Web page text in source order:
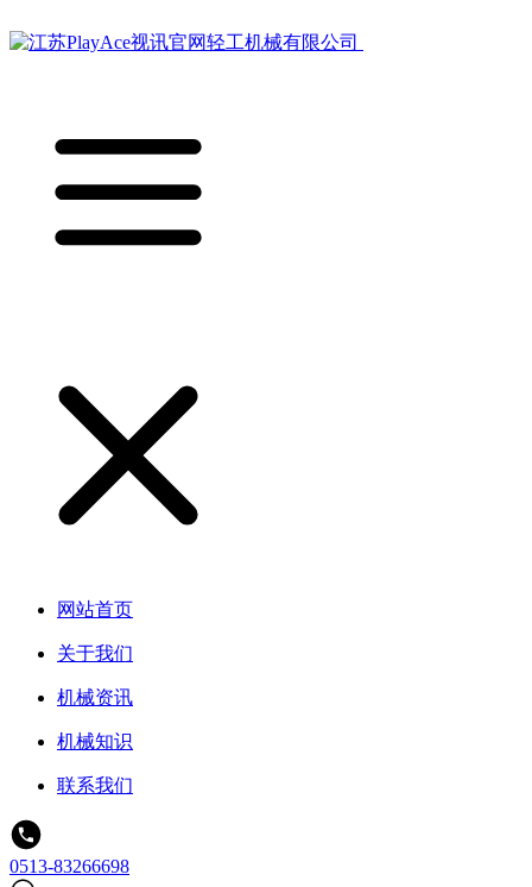
网站首页
关于我们
机械资讯
机械知识
联系我们
0513-83266698